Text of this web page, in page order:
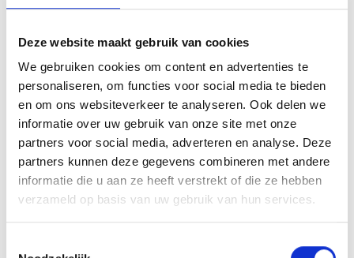
Deze website maakt gebruik van cookies
We gebruiken cookies om content en advertenties te
personaliseren, om functies voor social media te bieden
en om ons websiteverkeer te analyseren. Ook delen we
informatie over uw gebruik van onze site met onze
partners voor social media, adverteren en analyse. Deze
partners kunnen deze gegevens combineren met andere
informatie die u aan ze heeft verstrekt of die ze hebben
verzameld op basis van uw gebruik van hun services.
INSPIRATIE
RECEPTEN EN TIPS
VAN ONZE GRILL MASTERS
MEER INFORMATIE